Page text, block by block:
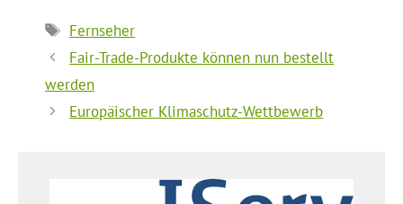
Schlagwörter
Fernseher
Fair-Trade-Produkte können nun bestellt
werden
Europäischer Klimaschutz-Wettbewerb